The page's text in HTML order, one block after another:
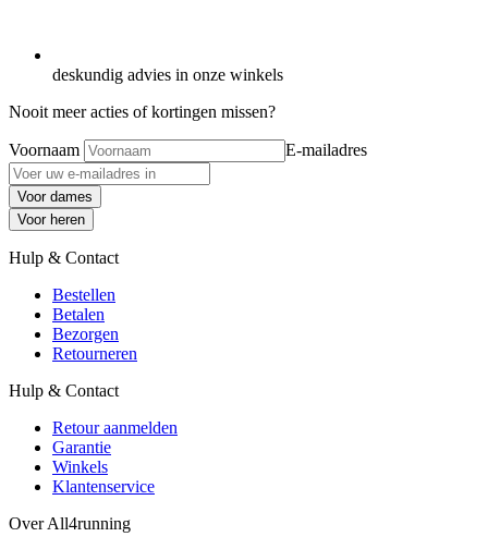
deskundig advies in onze winkels
Nooit meer acties of kortingen missen?
Voornaam E-mailadres
Voor dames
Voor heren
Hulp & Contact
Bestellen
Betalen
Bezorgen
Retourneren
Hulp & Contact
Retour aanmelden
Garantie
Winkels
Klantenservice
Over All4running